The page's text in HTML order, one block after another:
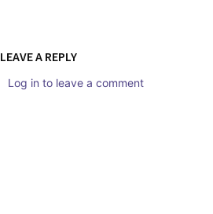
LEAVE A REPLY
Log in to leave a comment